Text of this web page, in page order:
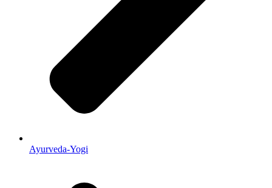
Ayurveda-Yogi